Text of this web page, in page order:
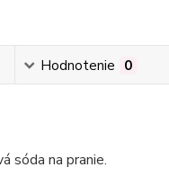
Hodnotenie 0
sóda na pranie.